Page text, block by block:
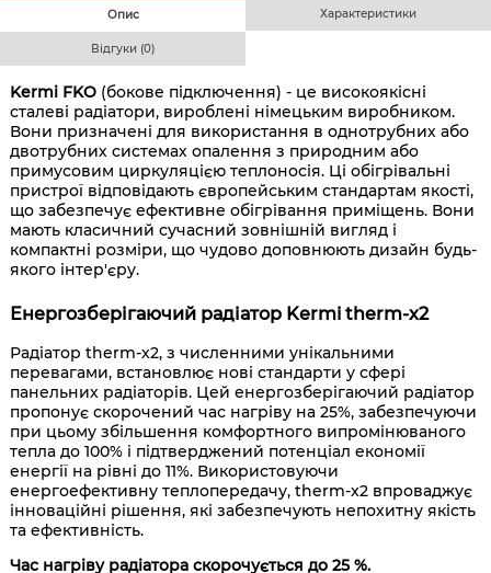
Опис Характеристики
Відгуки (0)
Kermi FKO (бокове підключення) - це високоякісні
сталеві радіатори, вироблені німецьким виробником.
Вони призначені для використання в однотрубних або
двотрубних системах опалення з природним або
примусовим циркуляцією теплоносія. Ці обігрівальні
пристрої відповідають європейським стандартам якості,
що забезпечує ефективне обігрівання приміщень. Вони
мають класичний сучасний зовнішній вигляд і
компактні розміри, що чудово доповнюють дизайн будь-
якого інтер'єру.
Енергозберігаючий радіатор Kermi therm-x2
Радіатор therm-x2, з численними унікальними
перевагами, встановлює нові стандарти у сфері
панельних радіаторів. Цей енергозберігаючий радіатор
пропонує скорочений час нагріву на 25%, забезпечуючи
при цьому збільшення комфортного випромінюваного
тепла до 100% і підтверджений потенціал економії
енергії на рівні до 11%. Використовуючи
енергоефективну теплопередачу, therm-x2 впроваджує
інноваційні рішення, які забезпечують непохитну якість
та ефективність.
Час нагріву радіатора скорочується до 25 %.